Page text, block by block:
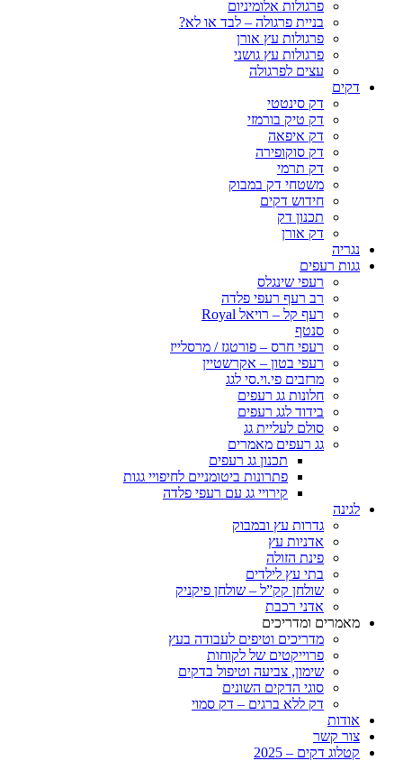
פרגולות אלומיניום
בניית פרגולה – לבד או לא?
פרגולות עץ אורן
פרגולות עץ גושני
עצים לפרגולה
דקים
דק סינטטי
דק טיק בורמזי
דק איפאה
דק סוקופירה
דק תרמי
משטחי דק במבוק
חידוש דקים
תכנון דק
דק אורן
נגריה
גגות רעפים
רעפי שינגלס
רב רעף רעפי פלדה
רעף קל – רויאל Royal
סנטף
רעפי חרס – פורטגז / מרסלייז
רעפי בטון – אקרשטיין
מרזבים פי.וי.סי לגג
חלונות גג רעפים
בידוד לגג רעפים
סולם לעליית גג
גג רעפים מאמרים
תכנון גג רעפים
פתרונות ביטומניים לחיפויי גגות
קירויי גג עם רעפי פלדה
לגינה
גדרות עץ ובמבוק
אדניות עץ
פינת הזולה
בתי עץ לילדים
שולחן קק”ל – שולחן פיקניק
אדני רכבת
מאמרים ומדריכים
מדריכים וטיפים לעבודה בעץ
פרוייקטים של לקוחות
שימון, צביעה וטיפול בדקים
סוגי הדקים השונים
דק ללא ברגים – דק סמוי
אודות
צור קשר
קטלוג דקים – 2025